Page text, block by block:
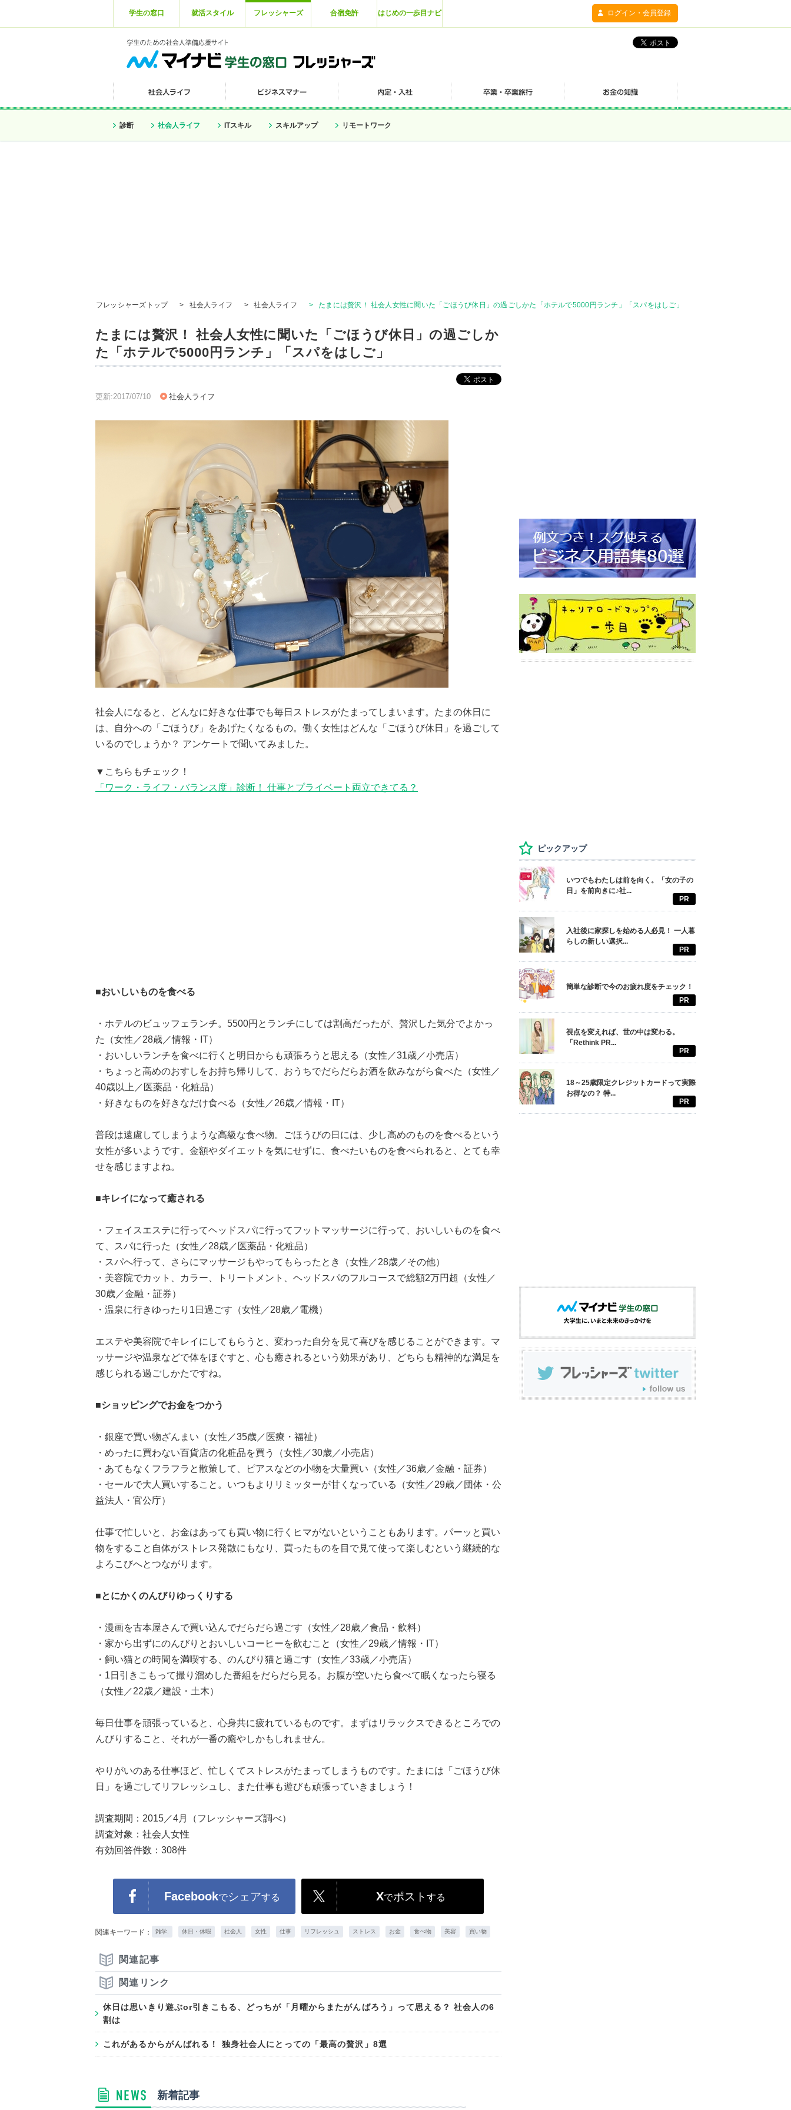
学生の窓口 就活スタイル フレッシャーズ 合宿免許 はじめの一歩目ナビ ログイン・会員登録
診断 社会人ライフ ITスキル スキルアップ リモートワーク
フレッシャーズトップ > 社会人ライフ > 社会人ライフ > たまには贅沢！ 社会人女性に聞いた「ごほうび休日」の過ごしかた「ホテルで5000円ランチ」「スパをはしご」
たまには贅沢！ 社会人女性に聞いた「ごほうび休日」の過ごしか
た「ホテルで5000円ランチ」「スパをはしご」
更新:2017/07/10 社会人ライフ
社会人になると、どんなに好きな仕事でも毎日ストレスがたまってしまいます。たまの休日に
は、自分への「ごほうび」をあげたくなるもの。働く女性はどんな「ごほうび休日」を過ごして
いるのでしょうか？ アンケートで聞いてみました。
▼こちらもチェック！
「ワーク・ライフ・バランス度」診断！ 仕事とプライベート両立できてる？
■おいしいものを食べる
・ホテルのビュッフェランチ。5500円とランチにしては割高だったが、贅沢した気分でよかっ
た（女性／28歳／情報・IT）
・おいしいランチを食べに行くと明日からも頑張ろうと思える（女性／31歳／小売店）
・ちょっと高めのおすしをお持ち帰りして、おうちでだらだらお酒を飲みながら食べた（女性／
40歳以上／医薬品・化粧品）
・好きなものを好きなだけ食べる（女性／26歳／情報・IT）
普段は遠慮してしまうような高級な食べ物。ごほうびの日には、少し高めのものを食べるという
女性が多いようです。金額やダイエットを気にせずに、食べたいものを食べられると、とても幸
せを感じますよね。
■キレイになって癒される
・フェイスエステに行ってヘッドスパに行ってフットマッサージに行って、おいしいものを食べ
て、スパに行った（女性／28歳／医薬品・化粧品）
・スパへ行って、さらにマッサージもやってもらったとき（女性／28歳／その他）
・美容院でカット、カラー、トリートメント、ヘッドスパのフルコースで総額2万円超（女性／
30歳／金融・証券）
・温泉に行きゆったり1日過ごす（女性／28歳／電機）
エステや美容院でキレイにしてもらうと、変わった自分を見て喜びを感じることができます。マ
ッサージや温泉などで体をほぐすと、心も癒されるという効果があり、どちらも精神的な満足を
感じられる過ごしかたですね。
■ショッピングでお金をつかう
・銀座で買い物ざんまい（女性／35歳／医療・福祉）
・めったに買わない百貨店の化粧品を買う（女性／30歳／小売店）
・あてもなくフラフラと散策して、ピアスなどの小物を大量買い（女性／36歳／金融・証券）
・セールで大人買いすること。いつもよりリミッターが甘くなっている（女性／29歳／団体・公
益法人・官公庁）
仕事で忙しいと、お金はあっても買い物に行くヒマがないということもあります。パーッと買い
物をすること自体がストレス発散にもなり、買ったものを目で見て使って楽しむという継続的な
よろこびへとつながります。
■とにかくのんびりゆっくりする
・漫画を古本屋さんで買い込んでだらだら過ごす（女性／28歳／食品・飲料）
・家から出ずにのんびりとおいしいコーヒーを飲むこと（女性／29歳／情報・IT）
・飼い猫との時間を満喫する、のんびり猫と過ごす（女性／33歳／小売店）
・1日引きこもって撮り溜めした番組をだらだら見る。お腹が空いたら食べて眠くなったら寝る
（女性／22歳／建設・土木）
毎日仕事を頑張っていると、心身共に疲れているものです。まずはリラックスできるところでの
んびりすること、それが一番の癒やしかもしれません。
やりがいのある仕事ほど、忙しくてストレスがたまってしまうものです。たまには「ごほうび休
日」を過ごしてリフレッシュし、また仕事も遊びも頑張っていきましょう！
調査期間：2015／4月（フレッシャーズ調べ）
調査対象：社会人女性
有効回答件数：308件
Facebookでシェアする Xでポスト する
関連キーワード： 雑学. 休日・休暇 社会人 女性 仕事 リフレッシュ ストレス お金 食べ物 美容 買い物
関連記事
関連リンク
休日は思いきり遊ぶor引きこもる、どっちが「月曜からまたがんばろう」って思える？ 社会人の6
割は
これがあるからがんばれる！ 独身社会人にとっての「最高の贅沢」8選
新着記事
ピックアップ
いつでもわたしは前を向く。「女の子の
日」を前向きに♪社...
PR
入社後に家探しを始める人必見！ 一人暮
らしの新しい選択...
PR
簡単な診断で今のお疲れ度をチェック！
PR
視点を変えれば、世の中は変わる。
「Rethink PR...
PR
18～25歳限定クレジットカードって実際
お得なの？ 特...
PR